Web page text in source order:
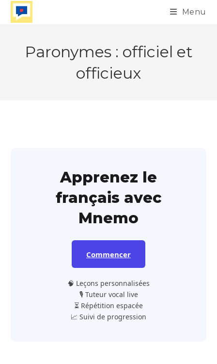
Skip
Menu
Paronymes : officiel et
officieux
Apprenez le
français avec
Mnemo
Commencer
🧠 Leçons personnalisées
🎙️ Tuteur vocal live
⏳ Répétition espacée
📈 Suivi de progression